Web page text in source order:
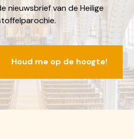
nieuwsbrief van de Heilige